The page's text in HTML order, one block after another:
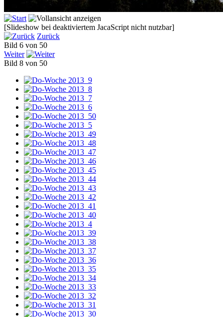
[Slideshow bei deaktiviertem JacaScript nicht nutzbar]
Zurück
Bild 6 von 50
Weiter
Bild 8 von 50